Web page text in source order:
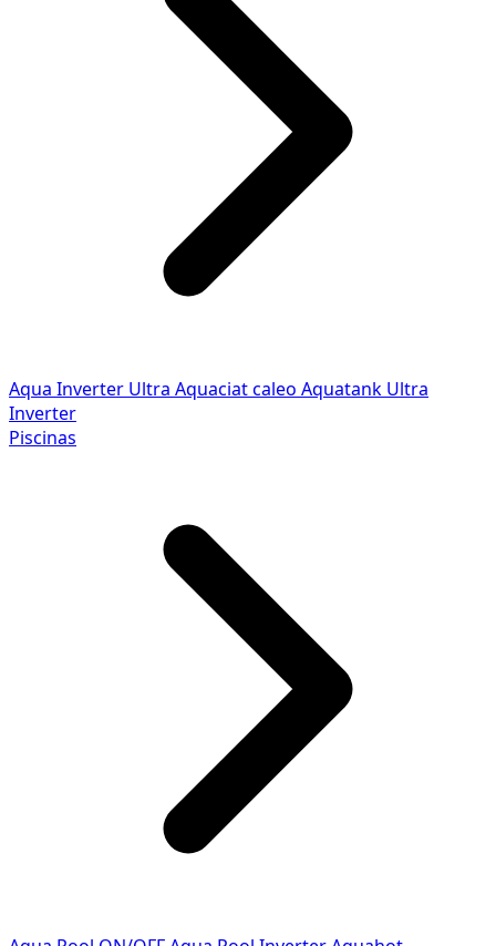
Aqua Inverter Ultra Aquaciat caleo Aquatank Ultra
Inverter
Piscinas